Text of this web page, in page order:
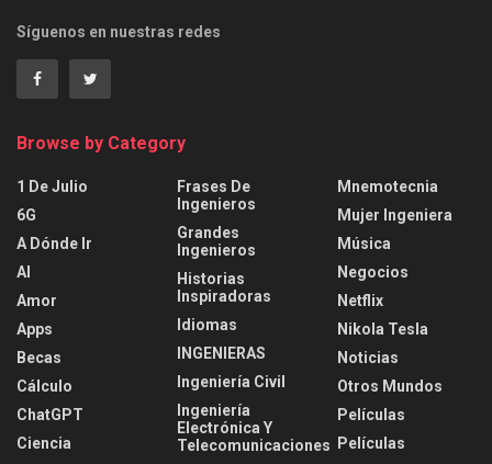
Síguenos en nuestras redes
Browse by Category
1 De Julio
6G
A Dónde Ir
AI
Amor
Apps
Becas
Cálculo
ChatGPT
Ciencia
Frases De
Ingenieros
Grandes
Ingenieros
Historias
Inspiradoras
Idiomas
INGENIERAS
Ingeniería Civil
Ingeniería
Electrónica Y
Telecomunicaciones
Mnemotecnia
Mujer Ingeniera
Música
Negocios
Netflix
Nikola Tesla
Noticias
Otros Mundos
Películas
Películas